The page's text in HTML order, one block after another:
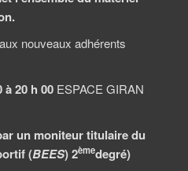
nouveaux adhérents
à 20 h 00 ESPACE GIRAN
un moniteur titulairedu
(BEES) 2èmedegré)